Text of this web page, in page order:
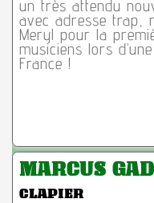
un très attendu
avec adresse trap,
Meryl pour la
musiciens lors
France !
MARCUS
CLAPIER